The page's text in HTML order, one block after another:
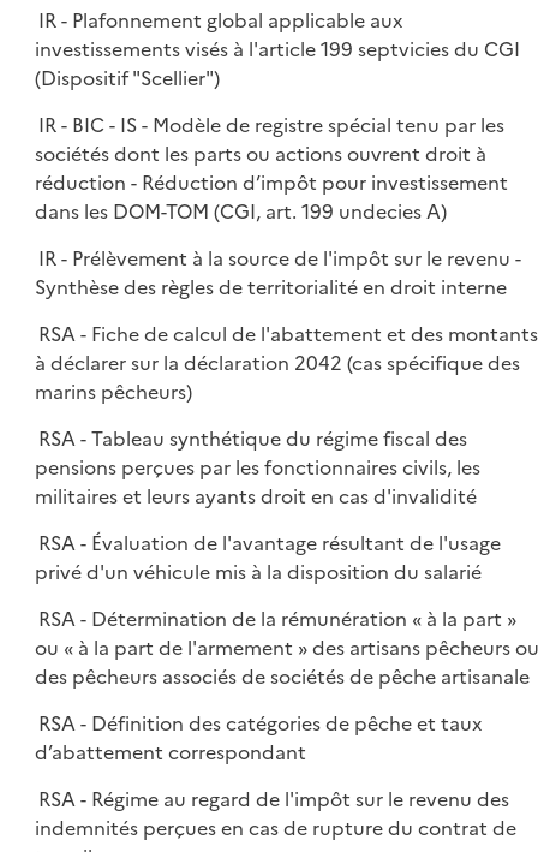
IR - Plafonnement global applicable aux
investissements visés à l'article 199 septvicies du CGI
(Dispositif "Scellier")
IR - BIC - IS - Modèle de registre spécial tenu par les
sociétés dont les parts ou actions ouvrent droit à
réduction - Réduction d’impôt pour investissement
dans les DOM-TOM (CGI, art. 199 undecies A)
IR - Prélèvement à la source de l'impôt sur le revenu -
Synthèse des règles de territorialité en droit interne
RSA - Fiche de calcul de l'abattement et des montants
à déclarer sur la déclaration 2042 (cas spécifique des
marins pêcheurs)
RSA - Tableau synthétique du régime fiscal des
pensions perçues par les fonctionnaires civils, les
militaires et leurs ayants droit en cas d'invalidité
RSA - Évaluation de l'avantage résultant de l'usage
privé d'un véhicule mis à la disposition du salarié
RSA - Détermination de la rémunération « à la part »
ou « à la part de l'armement » des artisans pêcheurs ou
des pêcheurs associés de sociétés de pêche artisanale
RSA - Définition des catégories de pêche et taux
d’abattement correspondant
RSA - Régime au regard de l'impôt sur le revenu des
indemnités perçues en cas de rupture du contrat de